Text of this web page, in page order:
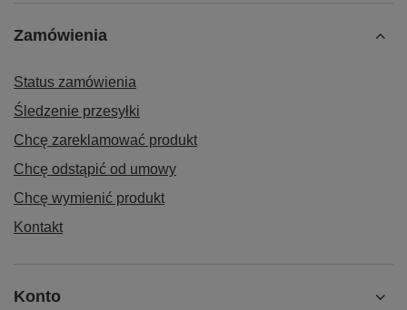
Zamówienia
Status zamówienia
Śledzenie przesyłki
Chcę zareklamować produkt
Chcę odstąpić od umowy
Chcę wymienić produkt
Kontakt
Konto